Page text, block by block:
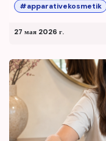
#apparativekosmetik
27 мая 2026 г.